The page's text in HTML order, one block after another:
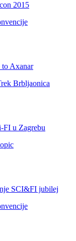
2015
to Axanar
Brbljaonica
FI u Zagrebu
SCI&FI jubilej